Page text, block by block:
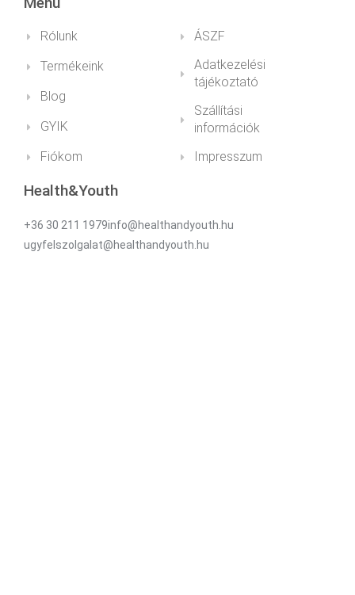
Rólunk
Termékeink
Blog
GYIK
Fiókom
ÁSZF
Adatkezelési
tájékoztató
Szállítási
információk
Impresszum
Health&Youth
+36 30 211 1979info@healthandyouth.hu
ugyfelszolgalat@healthandyouth.hu